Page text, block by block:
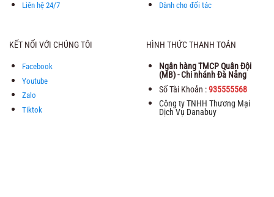
Liên hệ 24/7
Dành cho đối tác
KẾT NỐI VỚI CHÚNG TÔI
Facebook
Youtube
Zalo
Tiktok
HÌNH THỨC THANH TOÁN
Ngân hàng TMCP Quân Đội
(MB) - Chi nhánh Đà Nẵng
Số Tài Khoản :935555568
Công ty TNHH Thương Mại
Dịch Vụ Danabuy